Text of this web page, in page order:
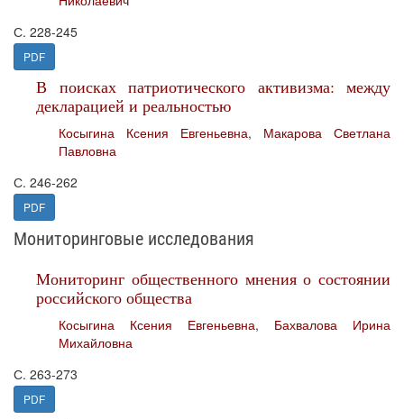
С. 228-245
PDF
В поисках патриотического активизма: между
декларацией и реальностью
Косыгина Ксения Евгеньевна, Макарова Светлана
Павловна
С. 246-262
PDF
Мониторинговые исследования
Мониторинг общественного мнения о состоянии
российского общества
Косыгина Ксения Евгеньевна, Бахвалова Ирина
Михайловна
С. 263-273
PDF